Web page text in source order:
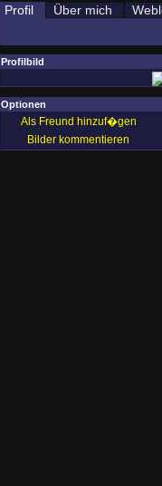
Profil Über mich
Profilbild
Optionen
Als Freund hinzuf�gen
Bilder kommentieren